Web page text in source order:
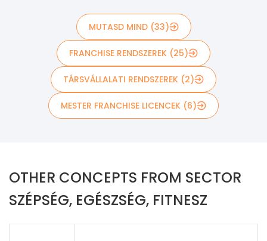
MUTASD MIND (33)
FRANCHISE RENDSZEREK (25)
TÁRSVÁLLALATI RENDSZEREK (2)
MESTER FRANCHISE LICENCEK (6)
OTHER CONCEPTS FROM SECTOR
SZÉPSÉG, EGÉSZSÉG, FITNESZ